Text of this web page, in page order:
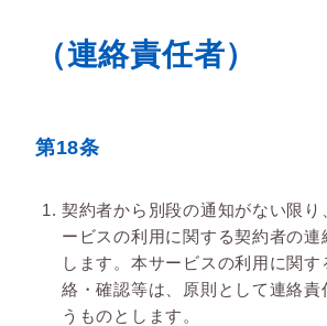
（連絡責任者）
第18条
契約者から別段の通知がない限り
ービスの利用に関する契約者の連
します。本サービスの利用に関す
絡・確認等は、原則として連絡責
うものとします。